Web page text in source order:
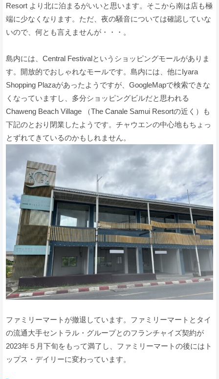
Resort より北に泊まるがいいと思います。そこから南は店も極
端に少なくなります。ただ、夜の騒音については確認していな
いので、何とも言えませんが・・・。
島内には、Central Festivalというショッピングモールがありま
す。開放的でおしゃれなモールです。島内には、他にIyara
Shopping Plazaがあったようですが、GoogleMapで検索できな
くなっていますし、多分ショッピングビルだと思われる
Chaweng Beach Village （The Canale Samui Resortの近く）も
下記のとおり閉業したようです。チャウエンの中心地もちょっ
とずれてきているのかもしれません。
ファミリーマートが撤退しています。ファミリーマートとタイ
の流通大手セントラル・グループとのフランチャイズ契約が
2023年５月下旬をもって満了し、ファミリーマートの後にはト
ップス・デイリーに変わっています。